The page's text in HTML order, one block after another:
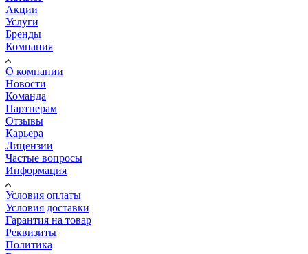
Акции
Услуги
Бренды
Компания
О компании
Новости
Команда
Партнерам
Отзывы
Карьера
Лицензии
Частые вопросы
Информация
Условия оплаты
Условия доставки
Гарантия на товар
Реквизиты
Политика